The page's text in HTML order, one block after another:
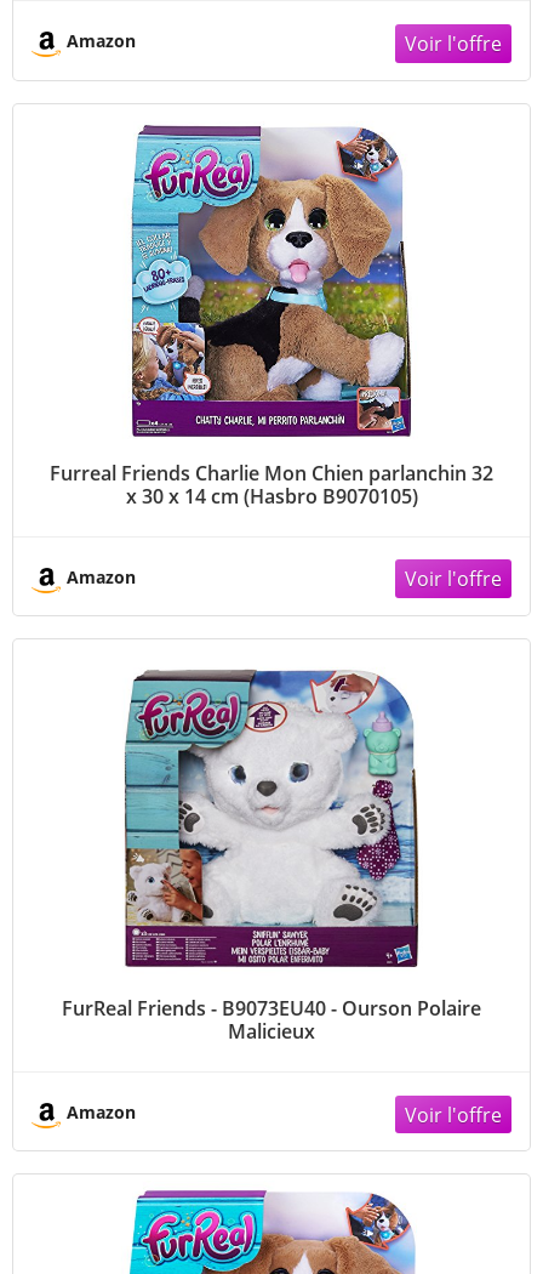
Amazon
Furreal Friends Charlie Mon Chien parlanchin 32
x 30 x 14 cm (Hasbro B9070105)
Amazon
FurReal Friends - B9073EU40 - Ourson Polaire
Malicieux
Amazon